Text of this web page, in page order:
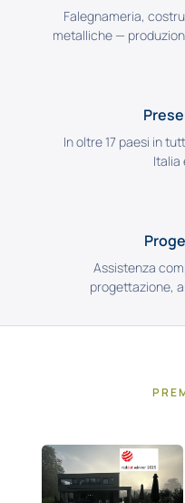
Falegnameria,
metalliche —
In oltre 17 paesi in
Italia
Assistenza
progettazione,